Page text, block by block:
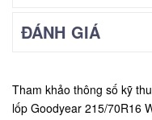
ĐÁNH GIÁ
Tham khảo thông số kỹ
lốp Goodyear 215/70R16